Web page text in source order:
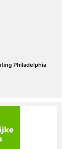
Philadelphia